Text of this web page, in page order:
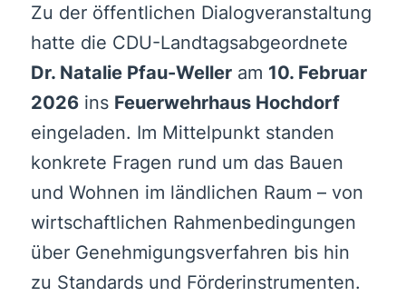
Zu der öffentlichen Dialogveranstaltung
hatte die CDU-Landtagsabgeordnete
Dr. Natalie Pfau-Welleram 10. Februar
2026ins Feuerwehrhaus Hochdorf
eingeladen. Im Mittelpunkt standen
konkrete Fragen rund um das Bauen
und Wohnen im ländlichen Raum – von
wirtschaftlichen Rahmenbedingungen
über Genehmigungsverfahren bis hin
zu Standards und Förderinstrumenten.